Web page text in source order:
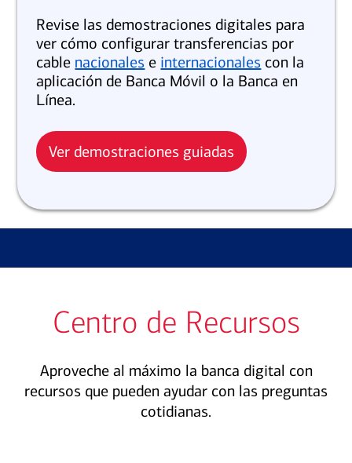
Revise las demostraciones digitales para
ver cómo configurar transferencias por
cable nacionales e internacionales con la
aplicación de Banca Móvil o la Banca en
Línea.
Ver demostraciones guiadas
Centro de Recursos
Aproveche al máximo la banca digital con
recursos que pueden ayudar con las preguntas
cotidianas.